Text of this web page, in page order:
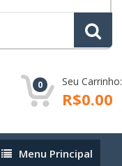
0 Seu Carrinho:
R$0.00
MenuMenu Principal